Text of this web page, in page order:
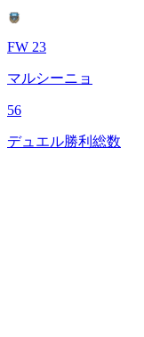
FW 23
マルシーニョ
56
デュエル勝利総数